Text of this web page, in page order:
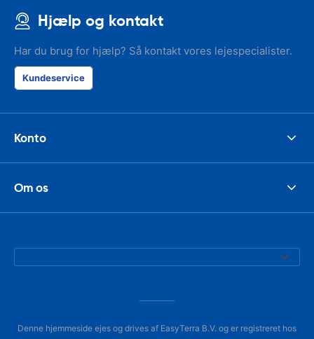
Hjælp og kontakt
Har du brug for hjælp? Så kontakt vores lejespecialister.
Kundeservice
Konto
Om os
Denne hjemmeside ejes og drives af EasyTerra B.V. og er registreret hos